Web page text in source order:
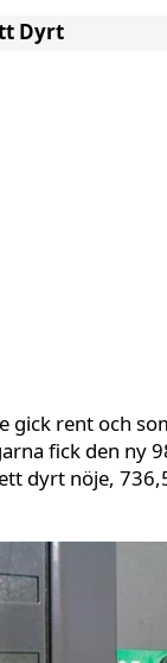
Dyrt
gick rent och
fick den ny
dyrt nöje,